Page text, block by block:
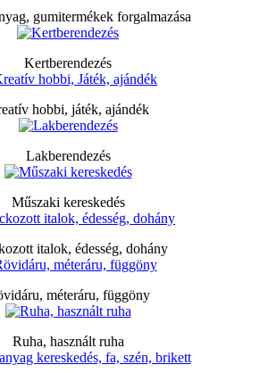
gumitermékek forgalmazása
Kertberendezés
hobbi, játék, ajándék
Lakberendezés
Műszaki kereskedés
italok, édesség, dohány
méteráru, függöny
Ruha, használt ruha